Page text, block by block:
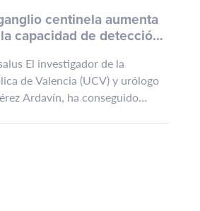
centinela aumenta
capacidad de detección
El investigador de la
de Valencia (UCV) y urólogo
Ardavín, ha conseguido